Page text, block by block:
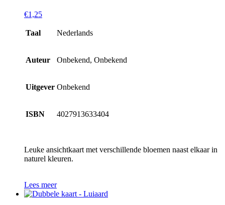
€1,25
Taal Nederlands
Auteur Onbekend, Onbekend
Uitgever Onbekend
ISBN 4027913633404
Leuke ansichtkaart met verschillende bloemen naast elkaar in
naturel kleuren.
Lees meer